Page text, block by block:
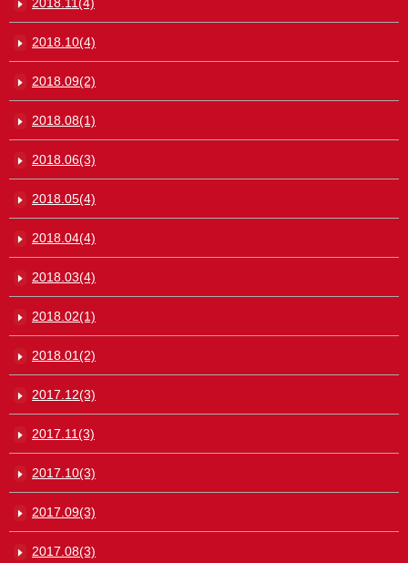
2018.10(4)
2018.09(2)
2018.08(1)
2018.06(3)
2018.05(4)
2018.04(4)
2018.03(4)
2018.02(1)
2018.01(2)
2017.12(3)
2017.11(3)
2017.10(3)
2017.09(3)
2017.08(3)